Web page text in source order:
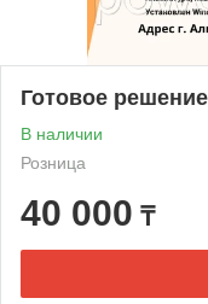
Готовое
В наличии
Розница
40 000 ₸